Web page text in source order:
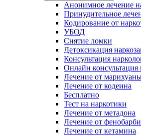
Анонимное лечение
Принудительное
Кодирование от
УБОД
Снятие ломки
Детоксикация
Консультация
Онлайн консультация
Лечение от
Лечение от кодеина
Бесплатно
Тест на наркотики
Лечение от метадона
Лечение от
Лечение от кетамина